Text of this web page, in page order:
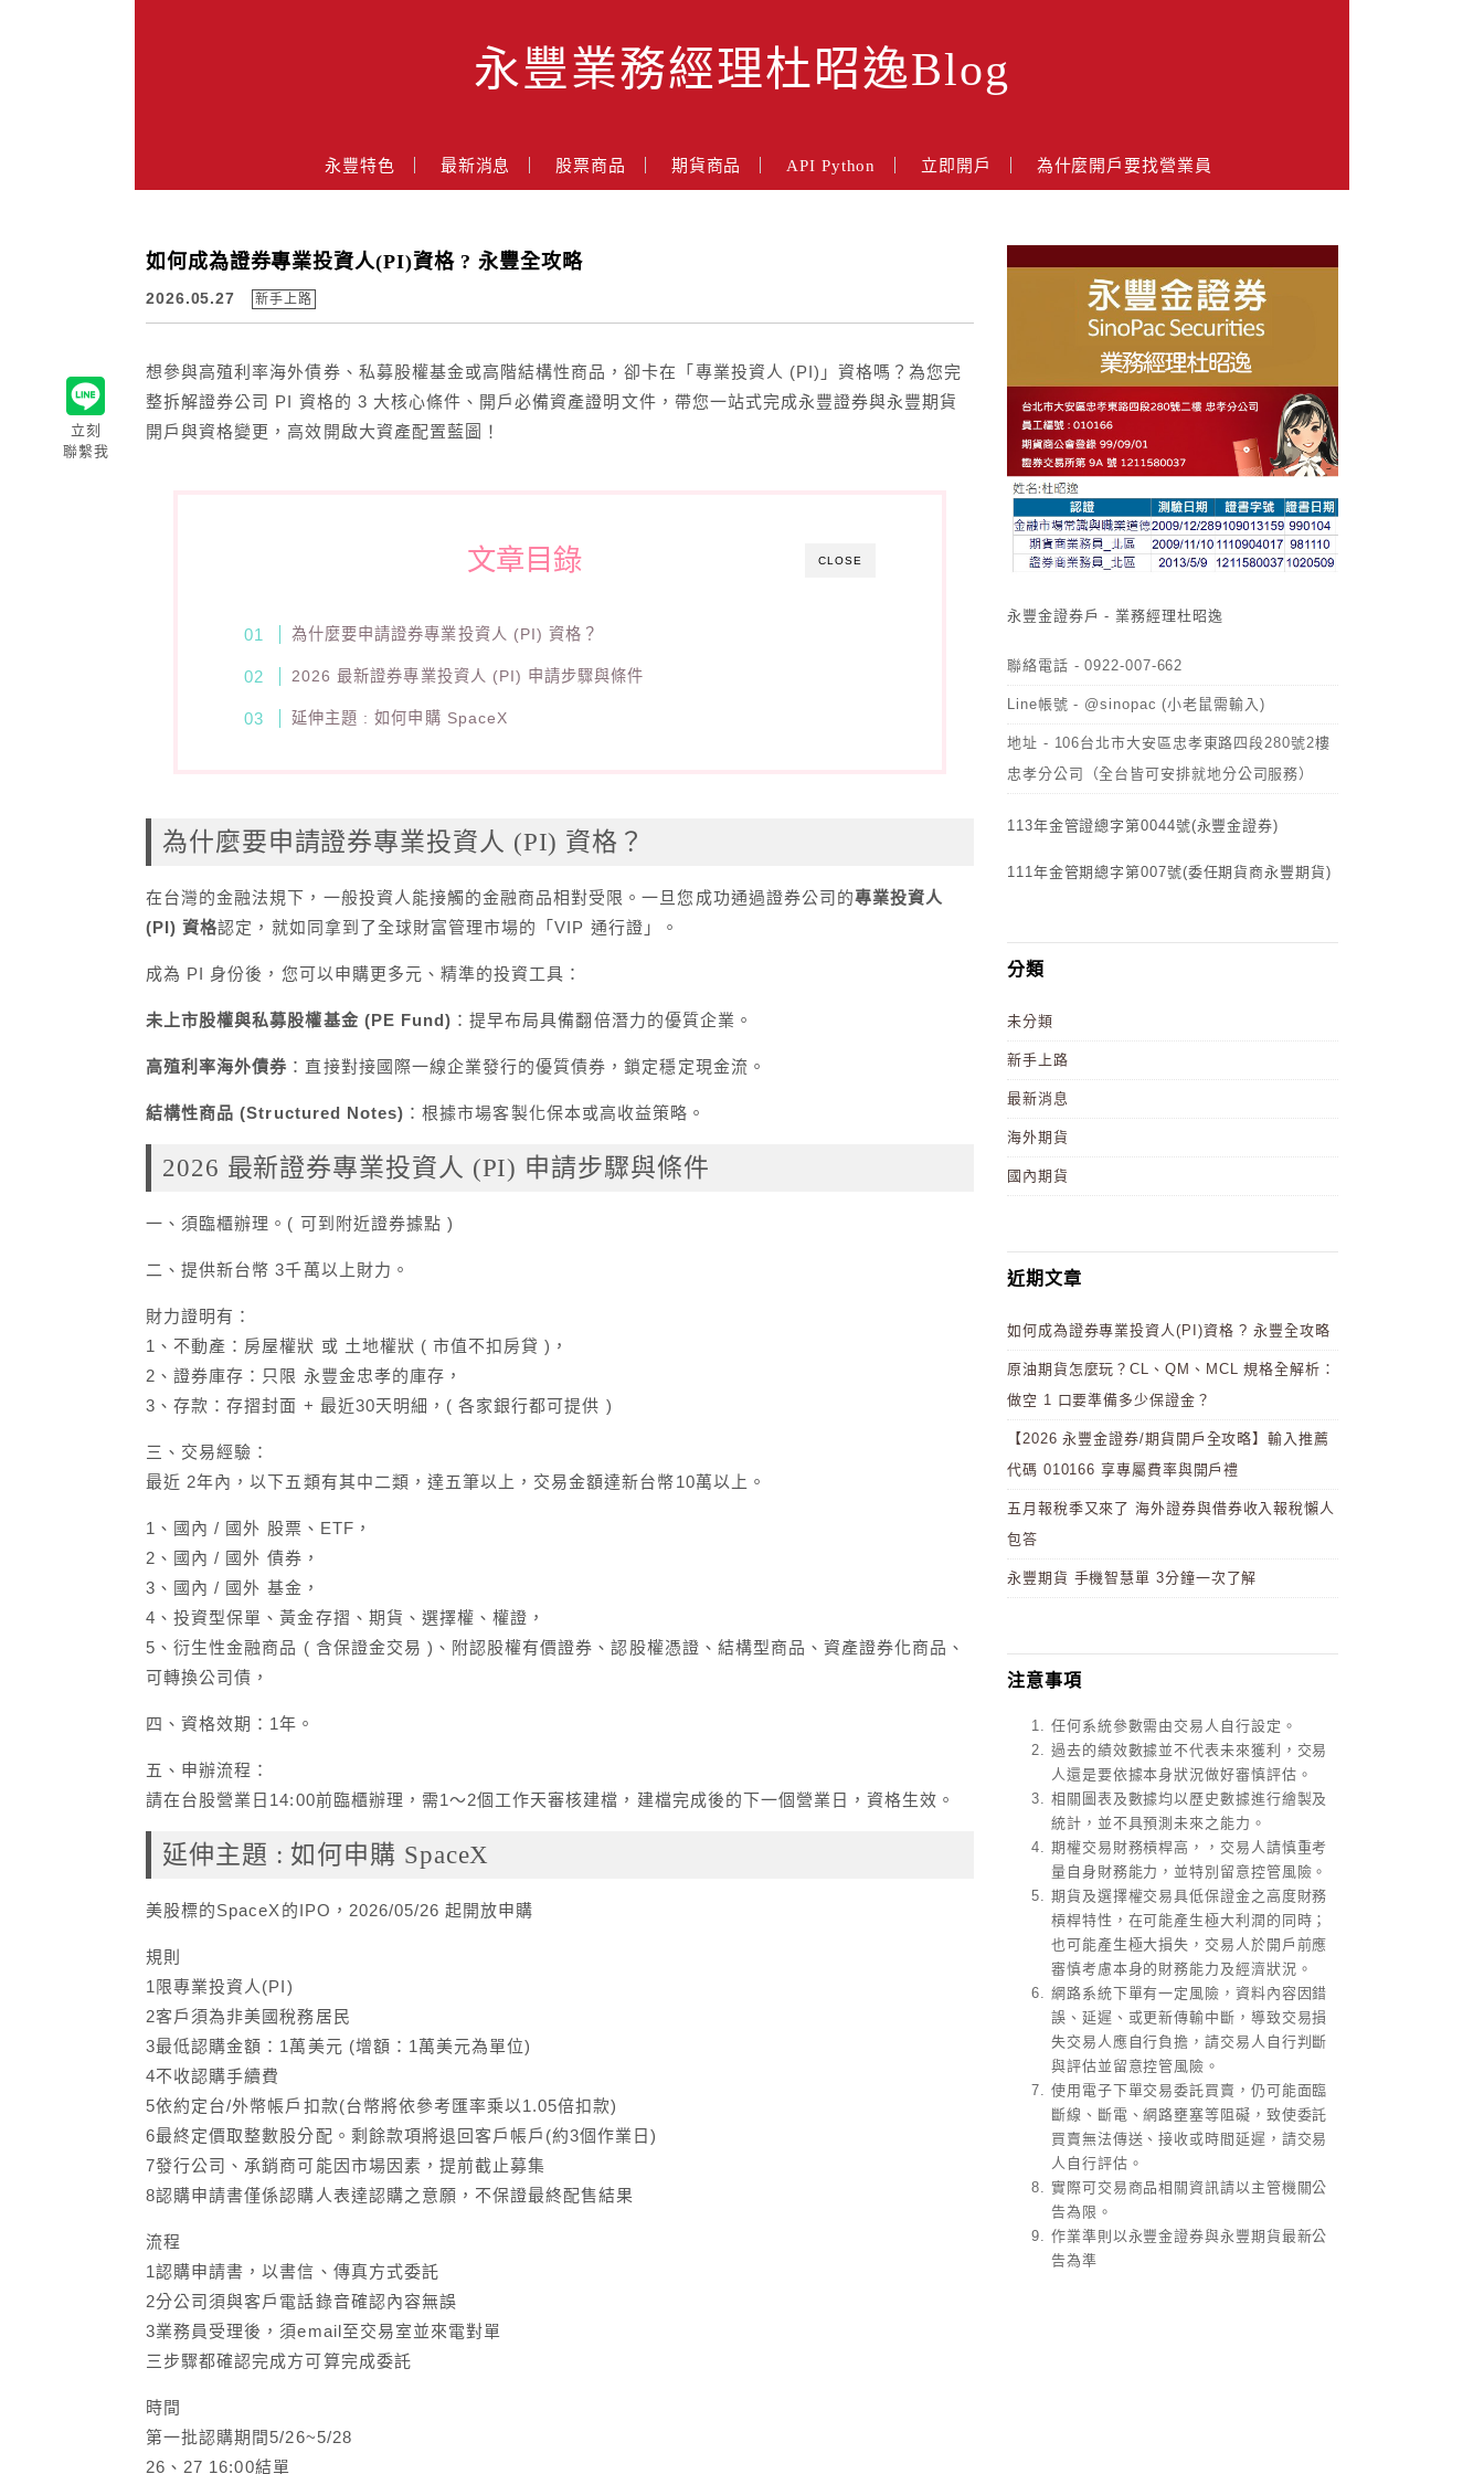
永豐業務經理杜昭逸Blog
永豐特色 最新消息 股票商品 期貨商品 API Python 立即開戶 為什麼開戶要找營業員
如何成為證券專業投資人(PI)資格 ? 永豐全攻略
2026.05.27 新手上路
立刻
聯繫我
想參與高殖利率海外債券、私募股權基金或高階結構性商品，卻卡在「專業投資人 (PI)」資格嗎？為您完
整拆解證券公司 PI 資格的 3 大核心條件、開戶必備資產證明文件，帶您一站式完成永豐證券與永豐期貨
開戶與資格變更，高效開啟大資產配置藍圖！
CLOSE
文章目錄
為什麼要申請證券專業投資人 (PI) 資格？
2026 最新證券專業投資人 (PI) 申請步驟與條件
延伸主題 : 如何申購 SpaceX
為什麼要申請證券專業投資人 (PI) 資格？
在台灣的金融法規下，一般投資人能接觸的金融商品相對受限。一旦您成功通過證券公司的專業投資人
(PI) 資格認定，就如同拿到了全球財富管理市場的「VIP 通行證」。
成為 PI 身份後，您可以申購更多元、精準的投資工具：
未上市股權與私募股權基金 (PE Fund) ：提早布局具備翻倍潛力的優質企業。
高殖利率海外債券 ：直接對接國際一線企業發行的優質債券，鎖定穩定現金流。
結構性商品 (Structured Notes) ：根據市場客製化保本或高收益策略。
2026 最新證券專業投資人 (PI) 申請步驟與條件
一、須臨櫃辦理。( 可到附近證券據點 )
二、提供新台幣 3千萬以上財力。
財力證明有：
1、不動產：房屋權狀 或 土地權狀 ( 市值不扣房貸 )，
2、證券庫存：只限 永豐金忠孝的庫存，
3、存款：存摺封面 + 最近30天明細，( 各家銀行都可提供 )
三、交易經驗：
最近 2年內，以下五類有其中二類，達五筆以上，交易金額達新台幣10萬以上。
1、國內 / 國外 股票、ETF，
2、國內 / 國外 債券，
3、國內 / 國外 基金，
4、投資型保單、黃金存摺、期貨、選擇權、權證，
5、衍生性金融商品 ( 含保證金交易 )、附認股權有價證券、認股權憑證、結構型商品、資產證券化商品、
可轉換公司債，
四、資格效期：1年。
五、申辦流程：
請在台股營業日14:00前臨櫃辦理，需1～2個工作天審核建檔，建檔完成後的下一個營業日，資格生效。
延伸主題 : 如何申購 SpaceX
美股標的SpaceX的IPO，2026/05/26 起開放申購
規則
1限專業投資人(PI)
2客戶須為非美國稅務居民
3最低認購金額：1萬美元 (增額：1萬美元為單位)
4不收認購手續費
5依約定台/外幣帳戶扣款(台幣將依參考匯率乘以1.05倍扣款)
6最終定價取整數股分配。剩餘款項將退回客戶帳戶(約3個作業日)
7發行公司、承銷商可能因市場因素，提前截止募集
8認購申請書僅係認購人表達認購之意願，不保證最終配售結果
流程
1認購申請書，以書信、傳真方式委託
2分公司須與客戶電話錄音確認內容無誤
3業務員受理後，須email至交易室並來電對單
三步驟都確認完成方可算完成委託
時間
第一批認購期間5/26~5/28
26、27 16:00結單
永豐金證券戶 - 業務經理杜昭逸
聯絡電話 - 0922-007-662
Line帳號 - @sinopac (小老鼠需輸入)
地址 - 106台北市大安區忠孝東路四段280號2樓
忠孝分公司（全台皆可安排就地分公司服務）
113年金管證總字第0044號(永豐金證券)
111年金管期總字第007號(委任期貨商永豐期貨)
分類
未分類
新手上路
最新消息
海外期貨
國內期貨
近期文章
如何成為證券專業投資人(PI)資格 ? 永豐全攻略
原油期貨怎麼玩？CL、QM、MCL 規格全解析：
做空 1 口要準備多少保證金？
【2026 永豐金證券/期貨開戶全攻略】輸入推薦
代碼 010166 享專屬費率與開戶禮
五月報稅季又來了 海外證券與借券收入報稅懶人
包答
永豐期貨 手機智慧單 3分鐘一次了解
注意事項
任何系統參數需由交易人自行設定。
過去的績效數據並不代表未來獲利，交易
人還是要依據本身狀況做好審慎評估。
相關圖表及數據均以歷史數據進行繪製及
統計，並不具預測未來之能力。
期權交易財務槓桿高，，交易人請慎重考
量自身財務能力，並特別留意控管風險。
期貨及選擇權交易具低保證金之高度財務
槓桿特性，在可能產生極大利潤的同時；
也可能產生極大損失，交易人於開戶前應
審慎考慮本身的財務能力及經濟狀況。
網路系統下單有一定風險，資料內容因錯
誤、延遲、或更新傳輸中斷，導致交易損
失交易人應自行負擔，請交易人自行判斷
與評估並留意控管風險。
使用電子下單交易委託買賣，仍可能面臨
斷線、斷電、網路壅塞等阻礙，致使委託
買賣無法傳送、接收或時間延遲，請交易
人自行評估。
實際可交易商品相關資訊請以主管機關公
告為限。
作業準則以永豐金證券與永豐期貨最新公
告為準